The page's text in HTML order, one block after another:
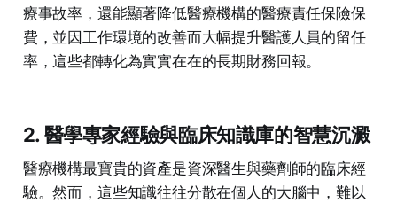
療事故率，還能顯著降低醫療機構的醫療責任保險保
費，並因工作環境的改善而大幅提升醫護人員的留任
率，這些都轉化為實實在在的長期財務回報。
2. 醫學專家經驗與臨床知識庫的智慧沉澱
醫療機構最寶貴的資產是資深醫生與藥劑師的臨床經
驗。然而，這些知識往往分散在個人的大腦中，難以